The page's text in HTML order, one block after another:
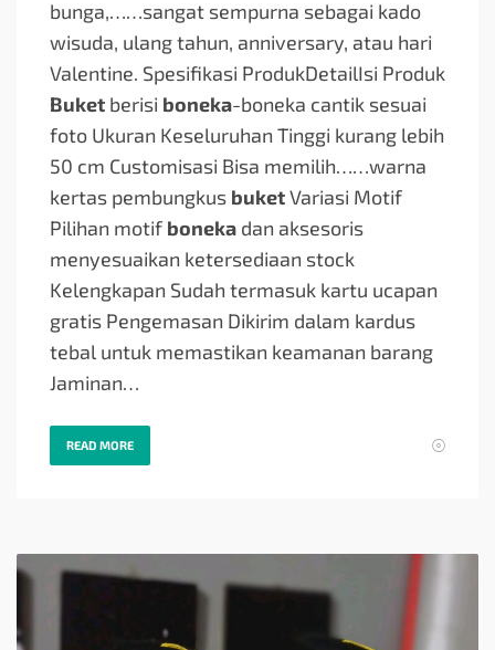
bunga,……sangat sempurna sebagai kado
wisuda, ulang tahun, anniversary, atau hari
Valentine. Spesifikasi ProdukDetailIsi Produk
Buket berisi boneka-boneka cantik sesuai
foto Ukuran Keseluruhan Tinggi kurang lebih
50 cm Customisasi Bisa memilih……warna
kertas pembungkus buketVariasi Motif
Pilihan motif boneka dan aksesoris
menyesuaikan ketersediaan stock
Kelengkapan Sudah termasuk kartu ucapan
gratis Pengemasan Dikirim dalam kardus
tebal untuk memastikan keamanan barang
Jaminan…
READ MORE